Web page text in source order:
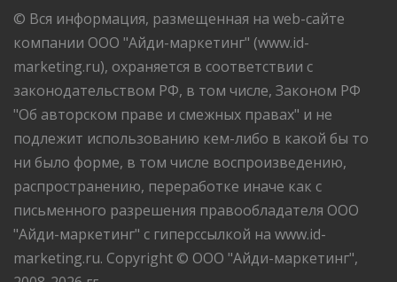
© Вся информация, размещенная на web-сайте
компании ООО "Айди-маркетинг" (www.id-
marketing.ru), охраняется в соответствии с
законодательством РФ, в том числе, Законом РФ
"Об авторском праве и смежных правах" и не
подлежит использованию кем-либо в какой бы то
ни было форме, в том числе воспроизведению,
распространению, переработке иначе как с
письменного разрешения правообладателя ООО
"Айди-маркетинг" с гиперссылкой на www.id-
marketing.ru. Copyright © ООО "Айди-маркетинг",